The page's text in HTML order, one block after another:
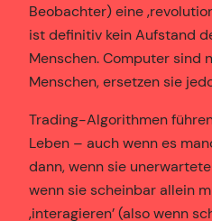
Beobachter) eine
ist definitiv kein Aufstand
Menschen. Computer sind
Menschen, ersetzen sie
Trading-Algorithmen
Leben – auch wenn es
dann, wenn sie
wenn sie scheinbar allein
‚interagieren’ (also wenn